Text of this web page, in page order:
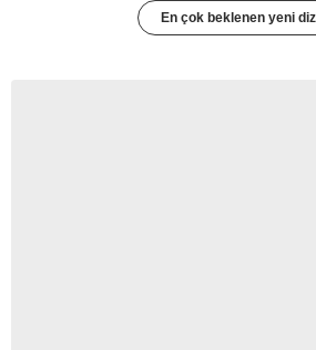
En çok beklenen yeni